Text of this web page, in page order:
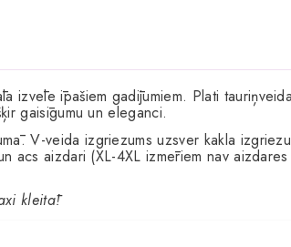
izvēle īpašiem gadījumiem. Plati
gaisīgumu un eleganci.
V-veida izgriezums uzsver kakla
acs aizdari (XL-4XL izmēriem nav
kleitā!